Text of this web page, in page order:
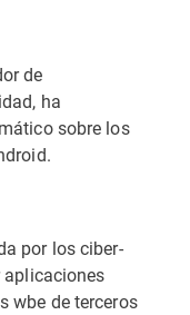
de
ha
sobre los
por los ciber-
wbe de terceros